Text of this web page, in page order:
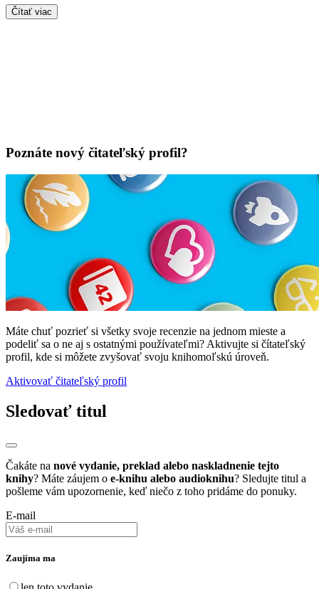
Čítať viac
Poznáte nový čitateľský profil?
Máte chuť pozrieť si všetky svoje recenzie na jednom mieste a
podeliť sa o ne aj s ostatnými používateľmi? Aktivujte si čítateľský
profil, kde si môžete zvyšovať svoju knihomoľskú úroveň.
Aktivovať čitateľský profil
Sledovať titul
Čakáte na nové vydanie, preklad alebo naskladnenie tejto
knihy? Máte záujem o e-knihu alebo audioknihu? Sledujte titul a
pošleme vám upozornenie, keď niečo z toho pridáme do ponuky.
E-mail
Zaujíma ma